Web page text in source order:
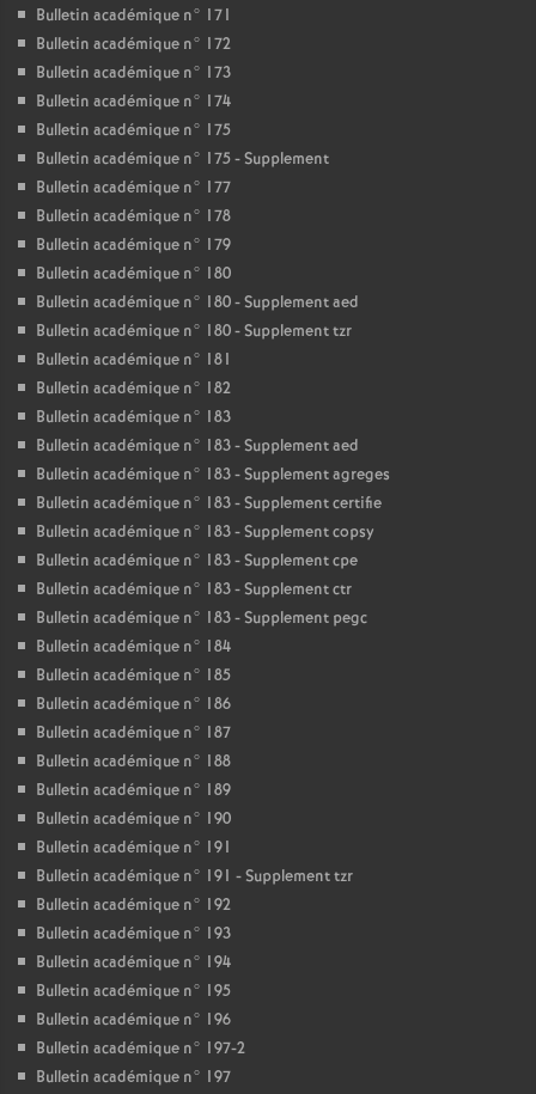
Bulletin académique n° 171
Bulletin académique n° 172
Bulletin académique n° 173
Bulletin académique n° 174
Bulletin académique n° 175
Bulletin académique n° 175 - Supplement
Bulletin académique n° 177
Bulletin académique n° 178
Bulletin académique n° 179
Bulletin académique n° 180
Bulletin académique n° 180 - Supplement aed
Bulletin académique n° 180 - Supplement tzr
Bulletin académique n° 181
Bulletin académique n° 182
Bulletin académique n° 183
Bulletin académique n° 183 - Supplement aed
Bulletin académique n° 183 - Supplement agreges
Bulletin académique n° 183 - Supplement certifie
Bulletin académique n° 183 - Supplement copsy
Bulletin académique n° 183 - Supplement cpe
Bulletin académique n° 183 - Supplement ctr
Bulletin académique n° 183 - Supplement pegc
Bulletin académique n° 184
Bulletin académique n° 185
Bulletin académique n° 186
Bulletin académique n° 187
Bulletin académique n° 188
Bulletin académique n° 189
Bulletin académique n° 190
Bulletin académique n° 191
Bulletin académique n° 191 - Supplement tzr
Bulletin académique n° 192
Bulletin académique n° 193
Bulletin académique n° 194
Bulletin académique n° 195
Bulletin académique n° 196
Bulletin académique n° 197-2
Bulletin académique n° 197